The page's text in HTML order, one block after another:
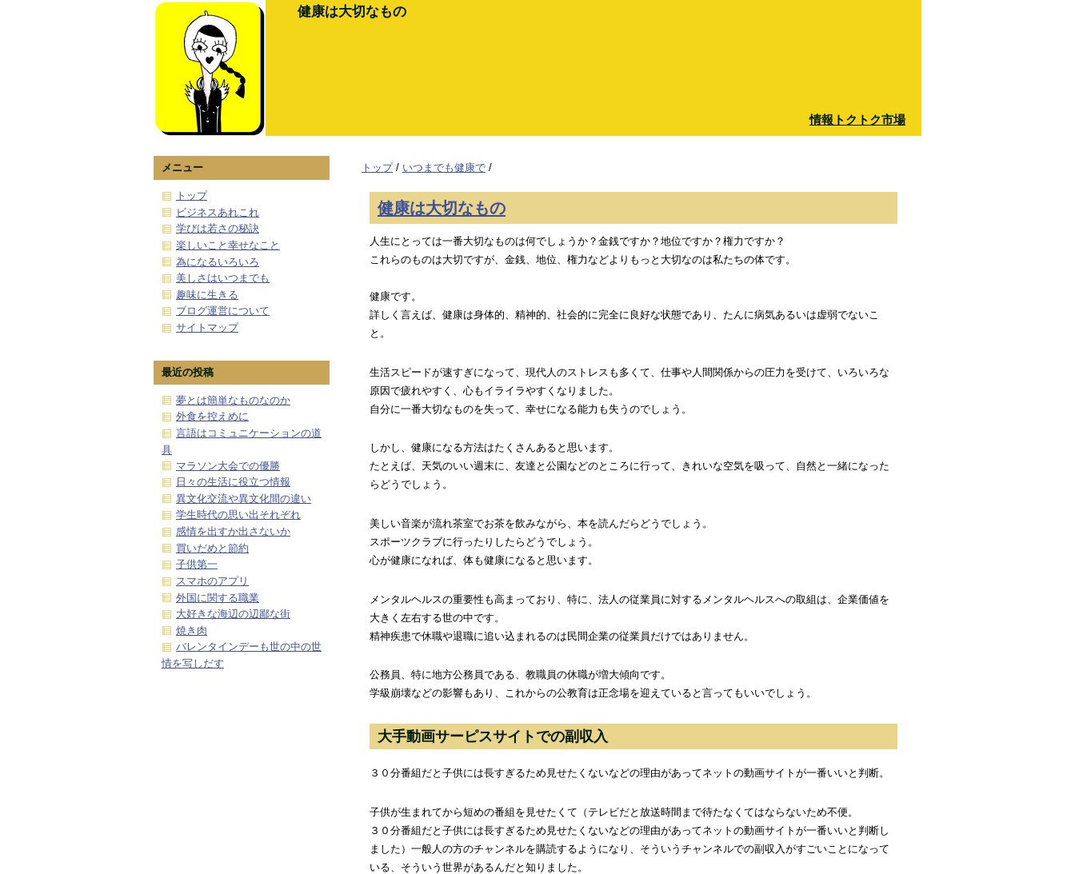
健康は大切なもの
情報トクトク市場
トップ/ いつまでも健康で /
健康は大切なもの
人生にとっては一番大切なものは何でしょうか？金銭ですか？地位ですか？権力ですか？
これらのものは大切ですが、金銭、地位、権力などよりもっと大切なのは私たちの体です。
健康です。
詳しく言えば、健康は身体的、精神的、社会的に完全に良好な状態であり、たんに病気あるいは虚弱でないこ
と。
生活スピードが速すぎになって、現代人のストレスも多くて、仕事や人間関係からの圧力を受けて、いろいろな
原因で疲れやすく、心もイライラやすくなりました。
自分に一番大切なものを失って、幸せになる能力も失うのでしょう。
しかし、健康になる方法はたくさんあると思います。
たとえば、天気のいい週末に、友達と公園などのところに行って、きれいな空気を吸って、自然と一緒になった
らどうでしょう。
美しい音楽が流れ茶室でお茶を飲みながら、本を読んだらどうでしょう。
スポーツクラブに行ったりしたらどうでしょう。
心が健康になれば、体も健康になると思います。
メンタルヘルスの重要性も高まっており、特に、法人の従業員に対するメンタルヘルスへの取組は、企業価値を
大きく左右する世の中です。
精神疾患で休職や退職に追い込まれるのは民間企業の従業員だけではありません。
公務員、特に地方公務員である、教職員の休職が増大傾向です。
学級崩壊などの影響もあり、これからの公教育は正念場を迎えていると言ってもいいでしょう。
大手動画サーピスサイトでの副収入
３０分番組だと子供には長すぎるため見せたくないなどの理由があってネットの動画サイトが一番いいと判断。
子供が生まれてから短めの番組を見せたくて（テレビだと放送時間まで待たなくてはならないため不便。
３０分番組だと子供には長すぎるため見せたくないなどの理由があってネットの動画サイトが一番いいと判断し
ました）一般人の方のチャンネルを購読するようになり、そういうチャンネルでの副収入がすごいことになって
いる、そういう世界があるんだと知りました。
メニュー
トップ
ビジネスあれこれ
学びは若さの秘訣
楽しいこと幸せなこと
為になるいろいろ
美しさはいつまでも
趣味に生きる
ブログ運営について
サイトマップ
最近の投稿
夢とは簡単なものなのか
外食を控えめに
言語はコミュニケーションの道
具
マラソン大会での優勝
日々の生活に役立つ情報
異文化交流や異文化間の違い
学生時代の思い出それぞれ
感情を出すか出さないか
買いだめと節約
子供第一
スマホのアプリ
外国に関する職業
大好きな海辺の辺鄙な街
焼き肉
バレンタインデーも世の中の世
情を写しだす